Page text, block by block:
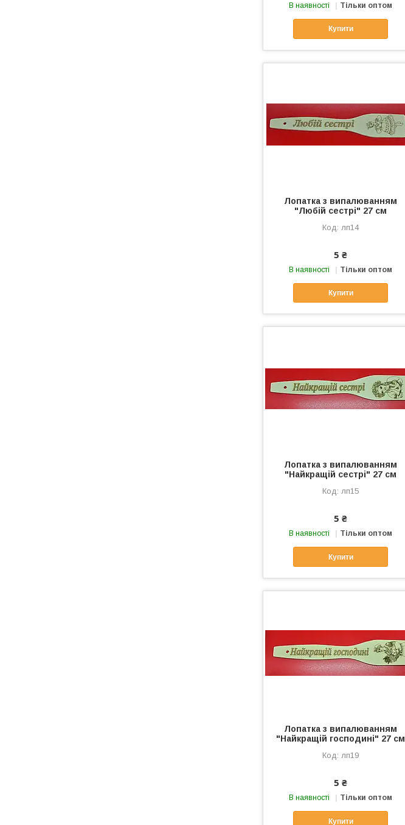
В наявності Тільки оптом
Купити
Лопатка з випалюванням
"Любій сестрі" 27 см
лп14
5 ₴
В наявності Тільки оптом
Купити
Лопатка з випалюванням
"Найкращій сестрі" 27 см
лп15
5 ₴
В наявності Тільки оптом
Купити
Лопатка з випалюванням
"Найкращій господині" 27 см
лп19
5 ₴
В наявності Тільки оптом
Купити